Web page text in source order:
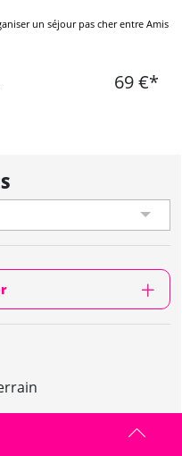
un séjour pas cher entre Amis
69 €*